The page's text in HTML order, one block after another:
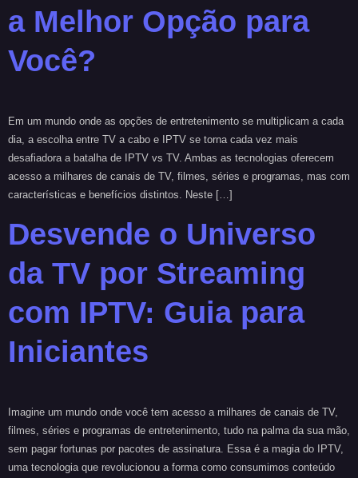
a Melhor Opção para
Você?
Em um mundo onde as opções de entretenimento se multiplicam a cada
dia, a escolha entre TV a cabo e IPTV se torna cada vez mais
desafiadora a batalha de IPTV vs TV. Ambas as tecnologias oferecem
acesso a milhares de canais de TV, filmes, séries e programas, mas com
características e benefícios distintos. Neste […]
Desvende o Universo
da TV por Streaming
com IPTV: Guia para
Iniciantes
Imagine um mundo onde você tem acesso a milhares de canais de TV,
filmes, séries e programas de entretenimento, tudo na palma da sua mão,
sem pagar fortunas por pacotes de assinatura. Essa é a magia do IPTV,
uma tecnologia que revolucionou a forma como consumimos conteúdo